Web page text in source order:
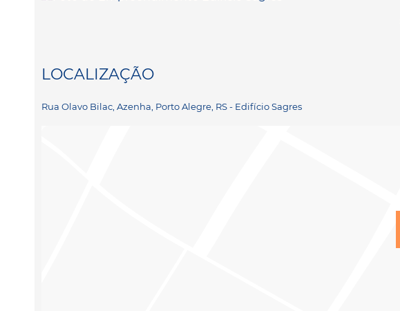
LOCALIZAÇÃO
Rua Olavo Bilac, Azenha, Porto Alegre, RS - Edifício Sagres